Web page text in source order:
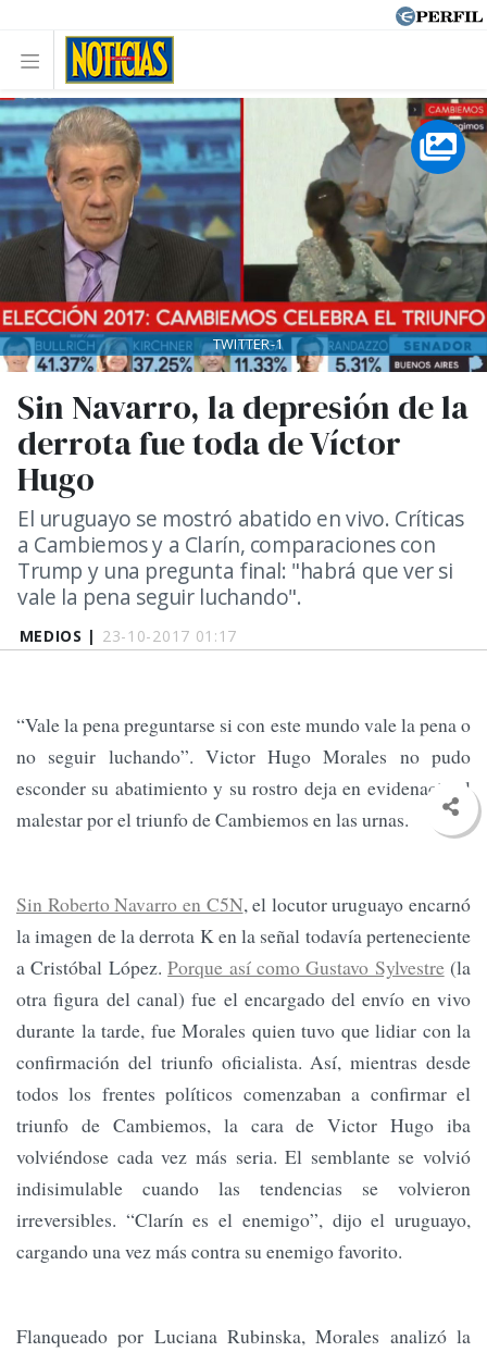
MEDIOS | 23-10-2017 01:17
Sin Navarro, la depresión de la
derrota fue toda de Víctor
Hugo
El uruguayo se mostró abatido en vivo. Críticas
a Cambiemos y a Clarín, comparaciones con
Trump y una pregunta final: "habrá que ver si
vale la pena seguir luchando".
TWITTER-1
“Vale la pena preguntarse si con este mundo vale la pena o
no seguir luchando”. Victor Hugo Morales no pudo
esconder su abatimiento y su rostro deja en evidenacia el
malestar por el triunfo de Cambiemos en las urnas.
Sin Roberto Navarro en C5N, el locutor uruguayo encarnó
la imagen de la derrota K en la señal todavía perteneciente
a Cristóbal López.Porque así como Gustavo Sylvestre(la
otra figura del canal) fue el encargado del envío en vivo
durante la tarde, fue Morales quien tuvo que lidiar con la
confirmación del triunfo oficialista. Así, mientras desde
todos los frentes políticos comenzaban a confirmar el
triunfo de Cambiemos, la cara de Victor Hugo iba
volviéndose cada vez más seria. El semblante se volvió
indisimulable cuando las tendencias se volvieron
irreversibles. “Clarín es el enemigo”, dijo el uruguayo,
cargando una vez más contra su enemigo favorito.
Flanqueado por Luciana Rubinska, Morales analizó la